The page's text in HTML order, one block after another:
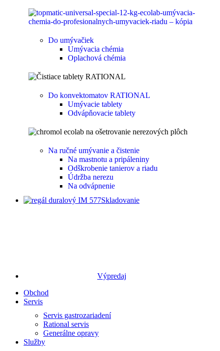
Do umývačiek
Umývacia chémia
Oplachová chémia
Do konvektomatov RATIONAL
Umývacie tablety
Odvápňovacie tablety
Na ručné umývanie a čistenie
Na mastnotu a pripáleniny
Odškrobenie tanierov a riadu
Údržba nerezu
Na odvápnenie
Skladovanie
Výpredaj
Obchod
Servis
Servis gastrozariadení
Rational servis
Generálne opravy
Služby